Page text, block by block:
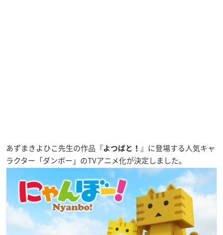
あずまきよひこ先生の作品『よつばと！ 』に登場する人気キャ
ラクター「ダンボー」のTVアニメ化が決定しました。